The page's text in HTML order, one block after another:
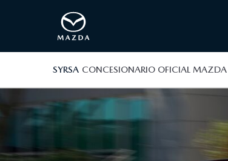
SYRSA CONCESIONARIO OFICIAL MAZDA